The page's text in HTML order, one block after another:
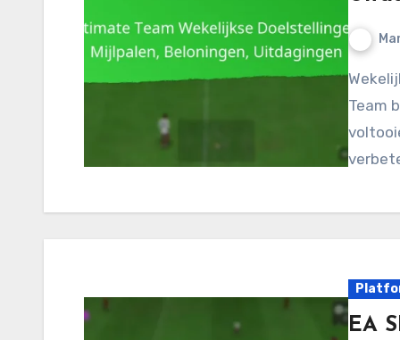
Wekelijkse doelstellingen in EA SPORTS FC 24 Ultimate
Team
EA